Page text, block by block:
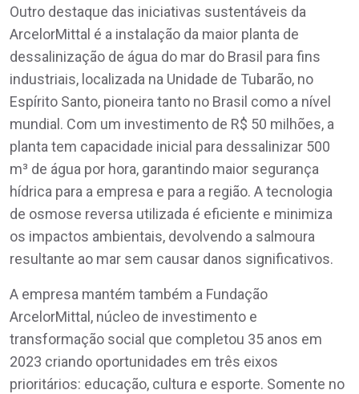
Outro destaque das iniciativas sustentáveis da
ArcelorMittal é a instalação da maior planta de
dessalinização de água do mar do Brasil para fins
industriais, localizada na Unidade de Tubarão, no
Espírito Santo, pioneira tanto no Brasil como a nível
mundial. Com um investimento de R$ 50 milhões, a
planta tem capacidade inicial para dessalinizar 500
m³ de água por hora, garantindo maior segurança
hídrica para a empresa e para a região. A tecnologia
de osmose reversa utilizada é eficiente e minimiza
os impactos ambientais, devolvendo a salmoura
resultante ao mar sem causar danos significativos.
A empresa mantém também a Fundação
ArcelorMittal, núcleo de investimento e
transformação social que completou 35 anos em
2023 criando oportunidades em três eixos
prioritários: educação, cultura e esporte. Somente no